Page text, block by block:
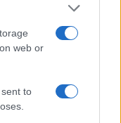
web or
to
Τετάρτη